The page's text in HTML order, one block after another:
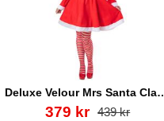
Deluxe Velour Mrs Santa
Kostyme
Varenummer 44276
ny pris
379 kr gammel
439 kr